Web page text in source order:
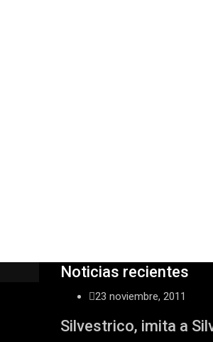
Noticias recientes
23 noviembre, 2011
Silvestrico, imita a